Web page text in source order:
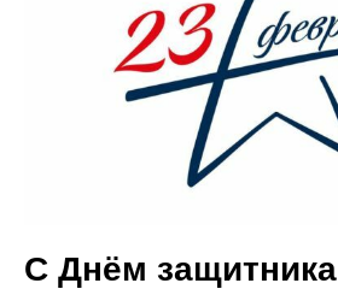
С Днём защитника